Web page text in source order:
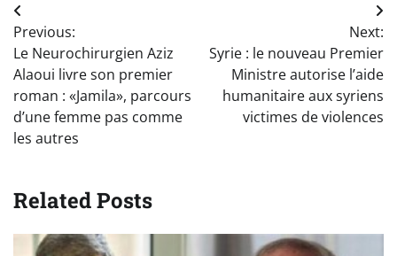
Navigation
de
l’article
Previous:
Le Neurochirurgien Aziz
Alaoui livre son premier
roman : «Jamila», parcours
d’une femme pas comme
les autres
Next:
Syrie : le nouveau Premier
Ministre autorise l’aide
humanitaire aux syriens
victimes de violences
Related Posts